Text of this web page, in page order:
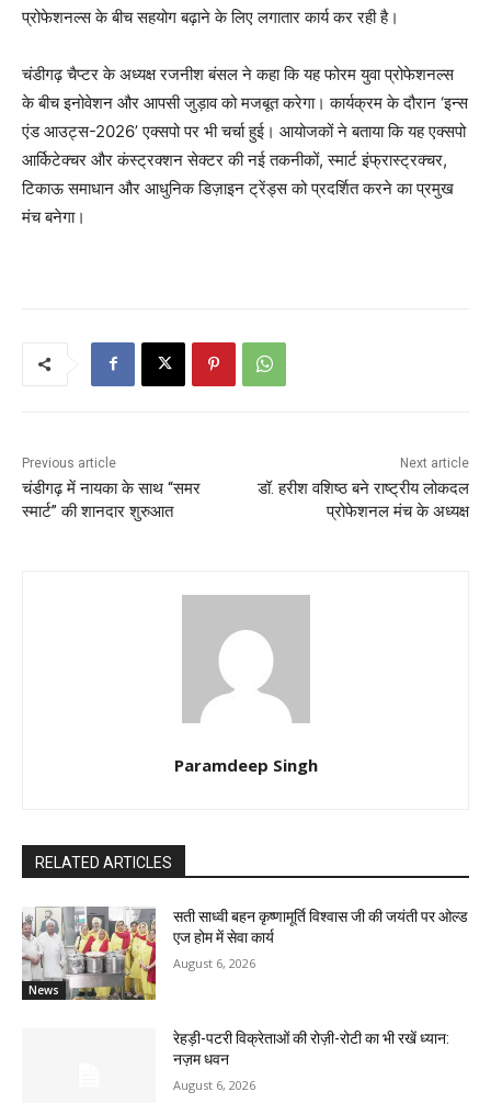
प्रोफेशनल्स के बीच सहयोग बढ़ाने के लिए लगातार कार्य कर रही है।
चंडीगढ़ चैप्टर के अध्यक्ष रजनीश बंसल ने कहा कि यह फोरम युवा प्रोफेशनल्स
के बीच इनोवेशन और आपसी जुड़ाव को मजबूत करेगा। कार्यक्रम के दौरान ‘इन्स
एंड आउट्स-2026’ एक्सपो पर भी चर्चा हुई। आयोजकों ने बताया कि यह एक्सपो
आर्किटेक्चर और कंस्ट्रक्शन सेक्टर की नई तकनीकों, स्मार्ट इंफ्रास्ट्रक्चर,
टिकाऊ समाधान और आधुनिक डिज़ाइन ट्रेंड्स को प्रदर्शित करने का प्रमुख
मंच बनेगा।
Previous article
चंडीगढ़ में नायका के साथ “समर
स्मार्ट” की शानदार शुरुआत
Next article
डॉ. हरीश वशिष्ठ बने राष्ट्रीय लोकदल
प्रोफेशनल मंच के अध्यक्ष
Paramdeep Singh
RELATED ARTICLES
News
सती साध्वी बहन कृष्णामूर्ति विश्वास जी की जयंती पर ओल्ड
एज होम में सेवा कार्य
August 6, 2026
रेहड़ी-पटरी विक्रेताओं की रोज़ी-रोटी का भी रखें ध्यान:
नज़म धवन
August 6, 2026